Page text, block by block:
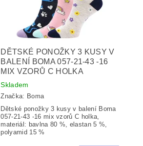
DĚTSKÉ PONOŽKY 3 KUSY V
BALENÍ BOMA 057-21-43 -16
MIX VZORŮ C HOLKA
Skladem
Značka: Boma
Dětské ponožky 3 kusy v balení Boma
057-21-43 -16 mix vzorů C holka,
materiál: bavlna 80 %, elastan 5 %,
polyamid 15 %